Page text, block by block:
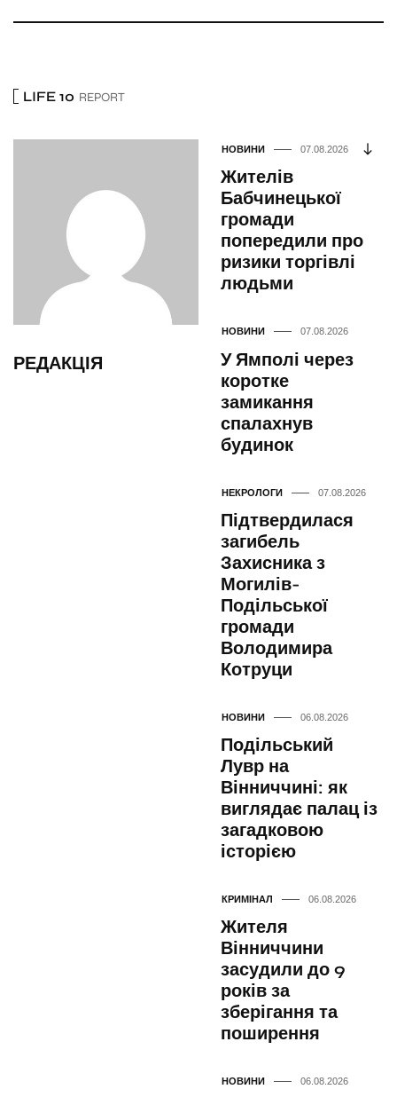
LIFE 10 REPORT
РЕДАКЦІЯ
НОВИНИ 07.08.2026
Жителів
Бабчинецької
громади
попередили про
ризики торгівлі
людьми
НОВИНИ 07.08.2026
У Ямполі через
коротке
замикання
спалахнув
будинок
НЕКРОЛОГИ 07.08.2026
Підтвердилася
загибель
Захисника з
Могилів-
Подільської
громади
Володимира
Котруци
НОВИНИ 06.08.2026
Подільський
Лувр на
Вінниччині: як
виглядає палац із
загадковою
історією
КРИМІНАЛ 06.08.2026
Жителя
Вінниччини
засудили до 9
років за
зберігання та
поширення
НОВИНИ 06.08.2026